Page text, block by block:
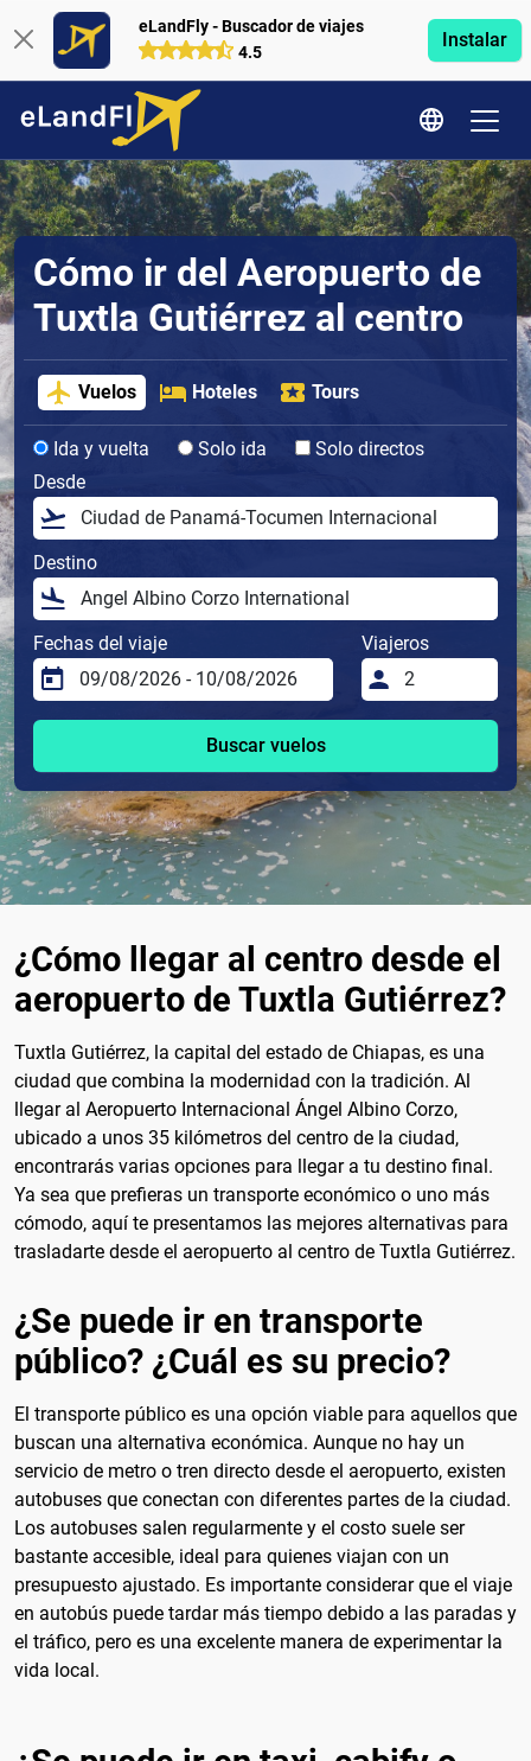
eLandFly - Buscador de viajes
4.5
Instalar
Cómo ir del Aeropuerto de
Tuxtla Gutiérrez al centro
Vuelos Hoteles Tours
Ida y vuelta Solo ida
Solo directos
Desde
Destino
Fechas del viaje Viajeros
Buscar vuelos
¿Cómo llegar al centro desde el
aeropuerto de Tuxtla Gutiérrez?
Tuxtla Gutiérrez, la capital del estado de Chiapas, es una
ciudad que combina la modernidad con la tradición. Al
llegar al Aeropuerto Internacional Ángel Albino Corzo,
ubicado a unos 35 kilómetros del centro de la ciudad,
encontrarás varias opciones para llegar a tu destino final.
Ya sea que prefieras un transporte económico o uno más
cómodo, aquí te presentamos las mejores alternativas para
trasladarte desde el aeropuerto al centro de Tuxtla Gutiérrez.
¿Se puede ir en transporte
público? ¿Cuál es su precio?
El transporte público es una opción viable para aquellos que
buscan una alternativa económica. Aunque no hay un
servicio de metro o tren directo desde el aeropuerto, existen
autobuses que conectan con diferentes partes de la ciudad.
Los autobuses salen regularmente y el costo suele ser
bastante accesible, ideal para quienes viajan con un
presupuesto ajustado. Es importante considerar que el viaje
en autobús puede tardar más tiempo debido a las paradas y
el tráfico, pero es una excelente manera de experimentar la
vida local.